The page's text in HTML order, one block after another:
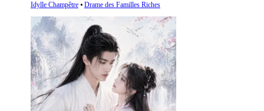
Idylle Champêtre ⦁ Drame des Familles Riches